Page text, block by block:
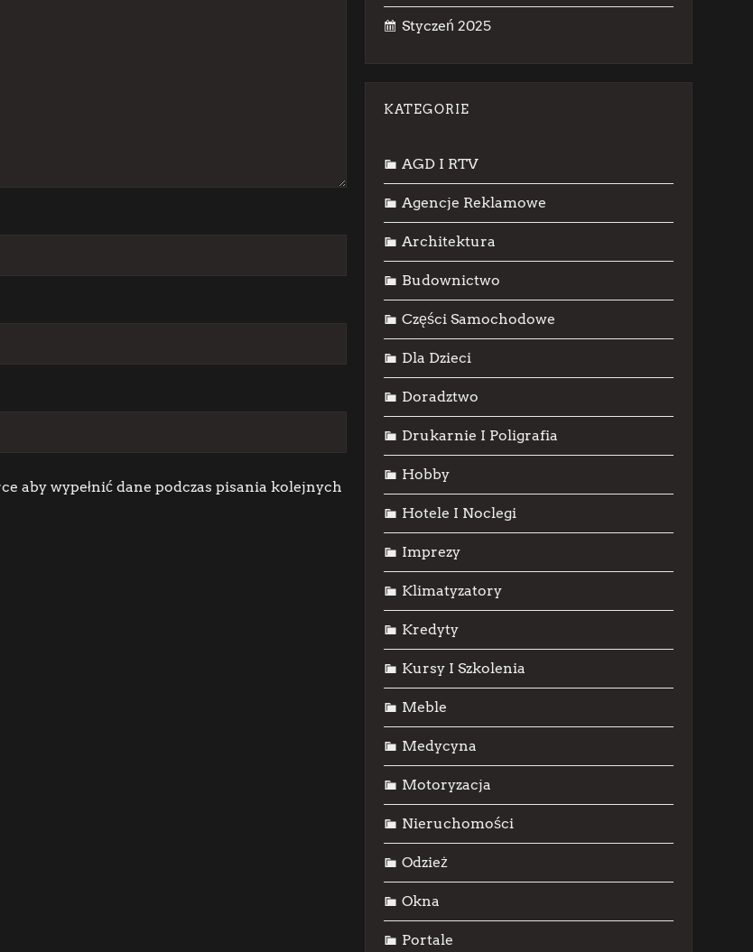
aby wypełnić dane podczas pisania kolejnych
Styczeń 2025
KATEGORIE
AGD I RTV
Agencje Reklamowe
Architektura
Budownictwo
Części Samochodowe
Dla Dzieci
Doradztwo
Drukarnie I Poligrafia
Hobby
Hotele I Noclegi
Imprezy
Klimatyzatory
Kredyty
Kursy I Szkolenia
Meble
Medycyna
Motoryzacja
Nieruchomości
Odzież
Okna
Portale